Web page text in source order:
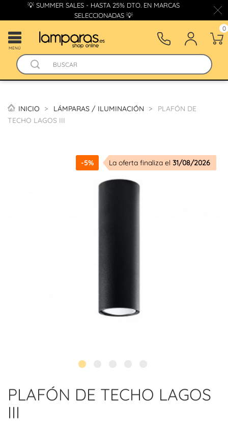
💡 SUMMER SALES - HASTA 25% DTO. EN MARCAS
SELECCIONADAS 💡
MENÚ
0
INICIO LÁMPARAS / ILUMINACIÓN
PLAFÓN DE
TECHO LAGOS III
-5% La oferta finaliza el 31/08/2026
PLAFÓN DE TECHO LAGOS
III